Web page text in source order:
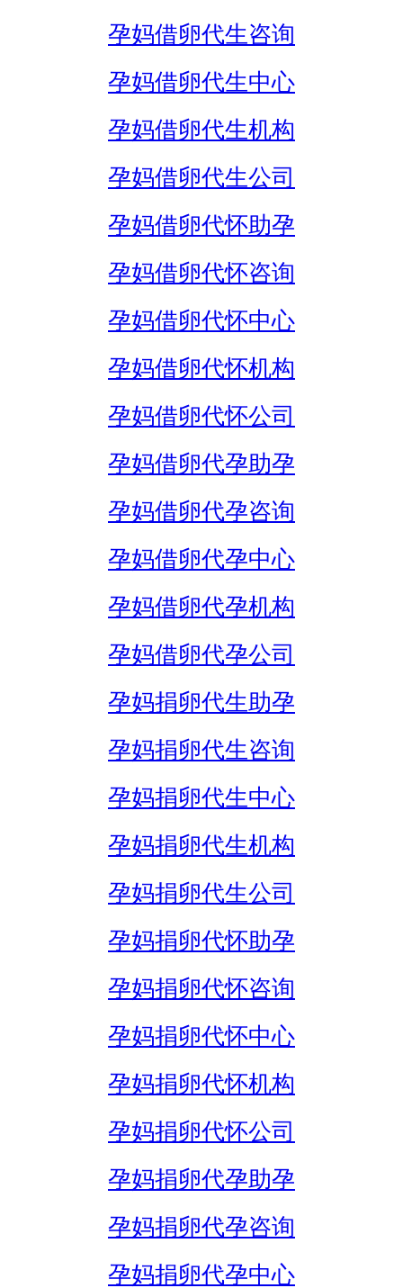
孕妈借卵代生咨询
孕妈借卵代生中心
孕妈借卵代生机构
孕妈借卵代生公司
孕妈借卵代怀助孕
孕妈借卵代怀咨询
孕妈借卵代怀中心
孕妈借卵代怀机构
孕妈借卵代怀公司
孕妈借卵代孕助孕
孕妈借卵代孕咨询
孕妈借卵代孕中心
孕妈借卵代孕机构
孕妈借卵代孕公司
孕妈捐卵代生助孕
孕妈捐卵代生咨询
孕妈捐卵代生中心
孕妈捐卵代生机构
孕妈捐卵代生公司
孕妈捐卵代怀助孕
孕妈捐卵代怀咨询
孕妈捐卵代怀中心
孕妈捐卵代怀机构
孕妈捐卵代怀公司
孕妈捐卵代孕助孕
孕妈捐卵代孕咨询
孕妈捐卵代孕中心